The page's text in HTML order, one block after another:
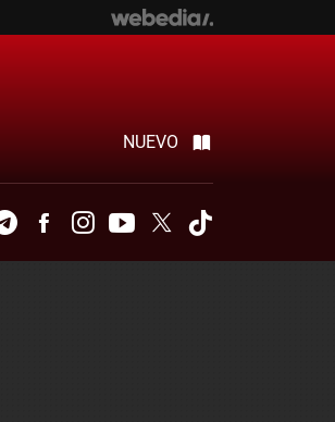
NUEVO
TelegramFacebookInstagramYoutubeTwitter